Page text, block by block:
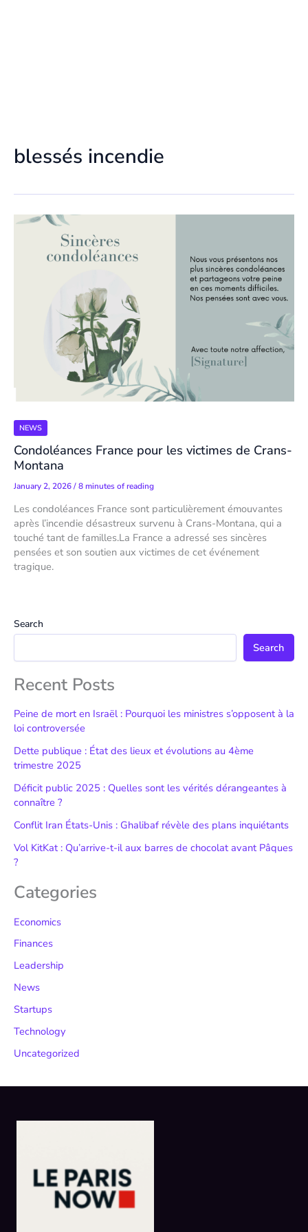
blessés incendie
NEWS
Condoléances France pour les victimes de Crans-
Montana
January 2, 2026/8 minutes of reading
Les condoléances France sont particulièrement émouvantes
après l’incendie désastreux survenu à Crans-Montana, qui a
touché tant de familles.La France a adressé ses sincères
pensées et son soutien aux victimes de cet événement
tragique.
Search
Search
Recent Posts
Peine de mort en Israël : Pourquoi les ministres s’opposent à la
loi controversée
Dette publique : État des lieux et évolutions au 4ème
trimestre 2025
Déficit public 2025 : Quelles sont les vérités dérangeantes à
connaître ?
Conflit Iran États-Unis : Ghalibaf révèle des plans inquiétants
Vol KitKat : Qu’arrive-t-il aux barres de chocolat avant Pâques
?
Categories
Economics
Finances
Leadership
News
Startups
Technology
Uncategorized